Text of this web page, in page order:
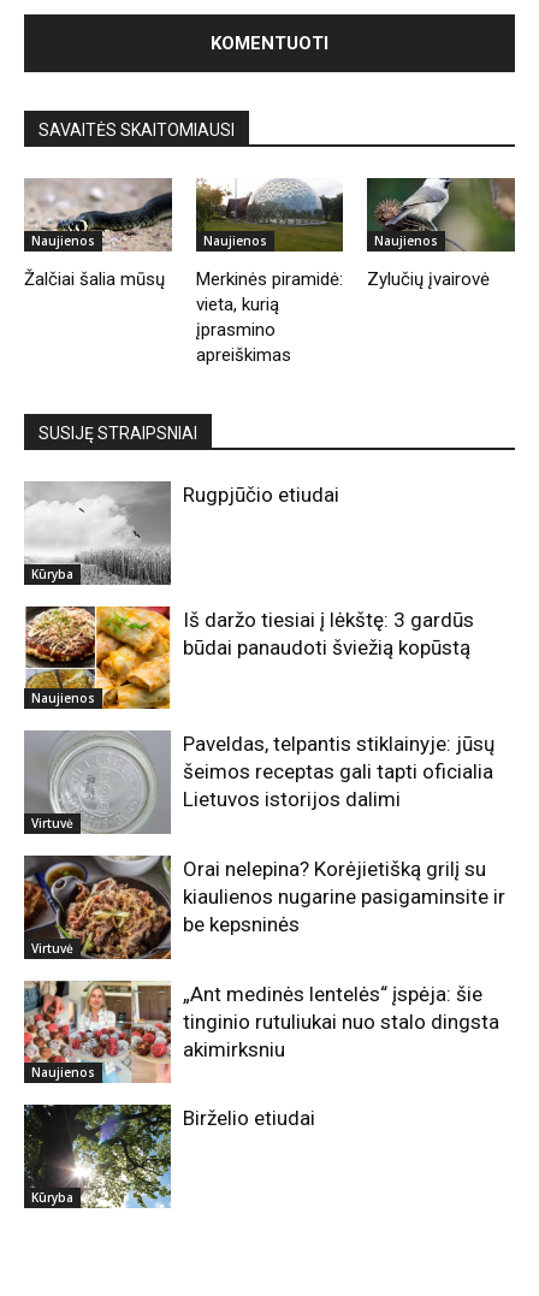
SAVAITĖS SKAITOMIAUSI
Naujienos
Žalčiai šalia mūsų
Naujienos
Merkinės piramidė:
vieta, kurią
įprasmino
apreiškimas
Naujienos
Zylučių įvairovė
SUSIJĘ STRAIPSNIAI
Kūryba
Rugpjūčio etiudai
Naujienos
Iš daržo tiesiai į lėkštę: 3 gardūs
būdai panaudoti šviežią kopūstą
Virtuvė
Paveldas, telpantis stiklainyje: jūsų
šeimos receptas gali tapti oficialia
Lietuvos istorijos dalimi
Virtuvė
Orai nelepina? Korėjietišką grilį su
kiaulienos nugarine pasigaminsite ir
be kepsninės
Naujienos
„Ant medinės lentelės“ įspėja: šie
tinginio rutuliukai nuo stalo dingsta
akimirksniu
Kūryba
Birželio etiudai